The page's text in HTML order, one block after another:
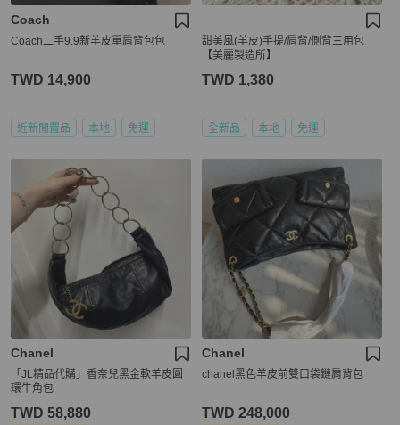
Coach
Coach二手9.9新羊皮單肩背包包
TWD 14,900
近新閒置品 本地 免運
甜美風(羊皮)手提/肩背/側背三用包
【美麗製造所】
TWD 1,380
全新品 本地 免運
Chanel
「JL精品代購」香奈兒黑金軟羊皮圓
環牛角包
TWD 58,880
Chanel
chanel黑色羊皮前雙口袋鏈肩背包
TWD 248,000